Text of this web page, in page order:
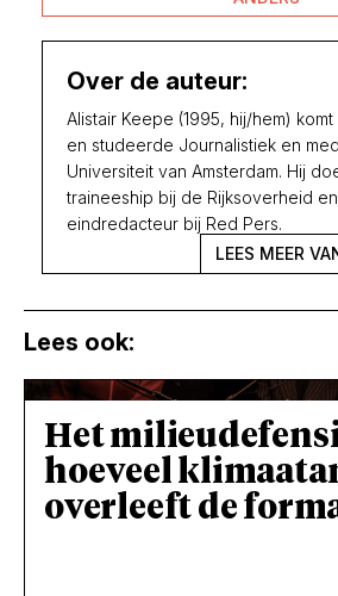
Over de auteur:
Alistair Keepe (1995, hij/hem) komt
en studeerde Journalistiek en
Universiteit van Amsterdam. Hij
traineeship bij de Rijksoverheid
eindredacteur bij Red Pers.
LEES MEER
Lees ook:
Het
hoeveel
overleeft de